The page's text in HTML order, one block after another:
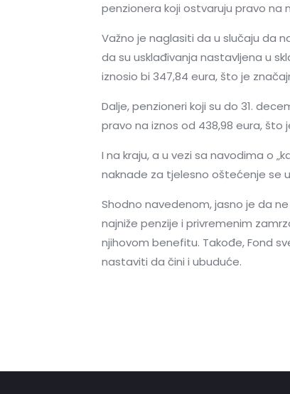
penzionera koji ostvaruju pravo na
Važno je naglasiti da u slučaju da
da su usklađivanja nastavljena u
iznosio bi 347,84 eura, što je
Dalje, penzioneri koji su do 31.
pravo na iznos od 438,98 eura,
I na kraju, a u vezi sa navodima o
naknade za tjelesno oštećenje se
Shodno navedenom, jasno je da
najniže penzije i privremenim
njihovom benefitu. Takođe, Fond
nastaviti da čini i ubuduće.